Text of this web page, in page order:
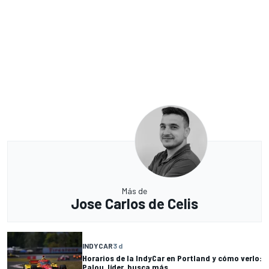
Más de
Jose Carlos de Celis
INDYCAR3 d
Horarios de la IndyCar en Portland y cómo verlo: